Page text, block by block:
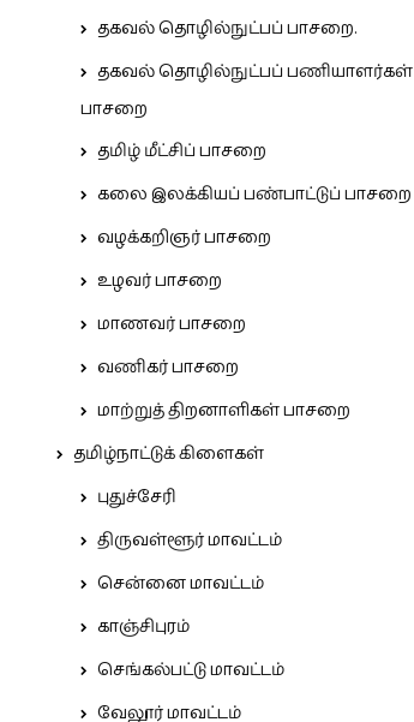
தகவல் தொழில்நுட்பப் பாசறை.
தகவல் தொழில்நுட்பப் பணியாளர்கள்
பாசறை
தமிழ் மீட்சிப் பாசறை
கலை இலக்கியப் பண்பாட்டுப் பாசறை
வழக்கறிஞர் பாசறை
உழவர் பாசறை
மாணவர் பாசறை
வணிகர் பாசறை
மாற்றுத் திறனாளிகள் பாசறை
தமிழ்நாட்டுக் கிளைகள்
புதுச்சேரி
திருவள்ளூர் மாவட்டம்
சென்னை மாவட்டம்
காஞ்சிபுரம்
செங்கல்பட்டு மாவட்டம்
வேலூர் மாவட்டம்